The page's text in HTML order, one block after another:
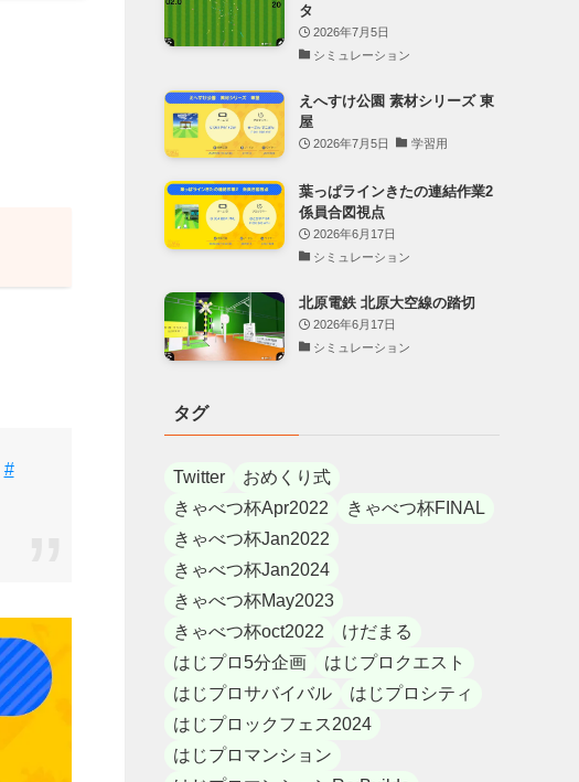
#
タ
2026年7月5日
シミュレーション
えへすけ公園 素材シリーズ 東
屋
2026年7月5日 学習用
葉っぱラインきたの連結作業2
係員合図視点
2026年6月17日
シミュレーション
北原電鉄 北原大空線の踏切
2026年6月17日
シミュレーション
タグ
Twitter
おめくり式
きゃべつ杯Apr2022
きゃべつ杯FINAL
きゃべつ杯Jan2022
きゃべつ杯Jan2024
きゃべつ杯May2023
きゃべつ杯oct2022
けだまる
はじプロ5分企画
はじプロクエスト
はじプロサバイバル
はじプロシティ
はじプロックフェス2024
はじプロマンション